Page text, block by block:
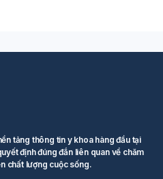
tảng thông tin y khoa hàng đầu tại
định đúng đắn liên quan về chăm
chất lượng cuộc sống.